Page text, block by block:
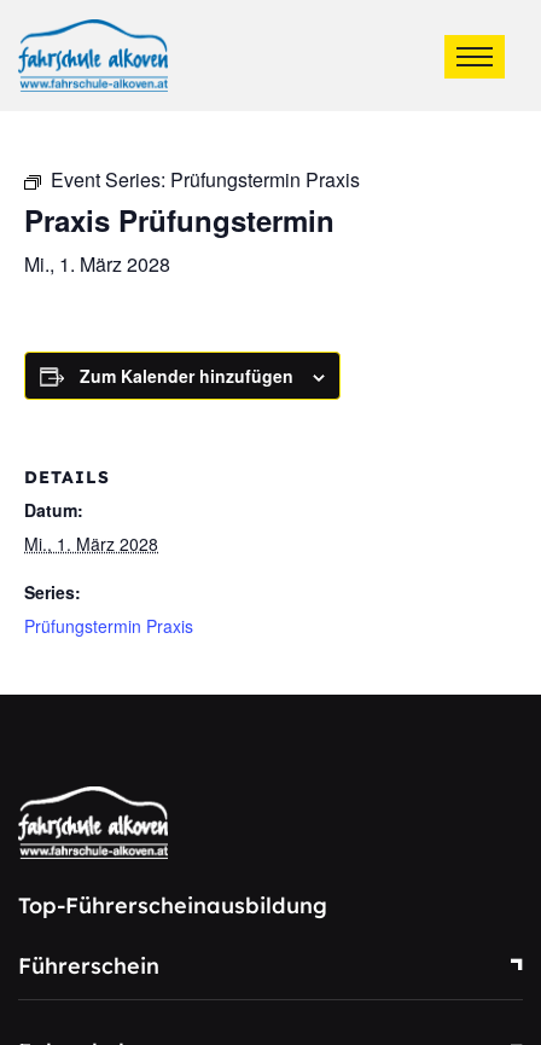
Event Series: Prüfungstermin Praxis
Praxis Prüfungstermin
Mi., 1. März 2028
Zum Kalender hinzufügen
DETAILS
Datum:
Mi., 1. März 2028
Series:
Prüfungstermin Praxis
Top-Führerscheinausbildung
Führerschein